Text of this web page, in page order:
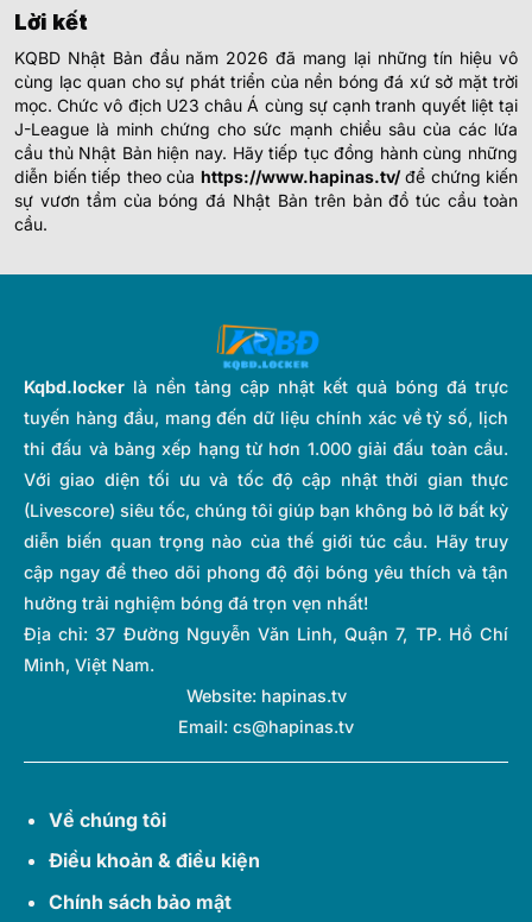
Lời kết
KQBD Nhật Bản đầu năm 2026 đã mang lại những tín hiệu vô
cùng lạc quan cho sự phát triển của nền bóng đá xứ sở mặt trời
mọc. Chức vô địch U23 châu Á cùng sự cạnh tranh quyết liệt tại
J-League là minh chứng cho sức mạnh chiều sâu của các lứa
cầu thủ Nhật Bản hiện nay. Hãy tiếp tục đồng hành cùng những
diễn biến tiếp theo của https://www.hapinas.tv/để chứng kiến
sự vươn tầm của bóng đá Nhật Bản trên bản đồ túc cầu toàn
cầu.
Kqbd.locker là nền tảng cập nhật kết quả bóng đá trực
tuyến hàng đầu, mang đến dữ liệu chính xác về tỷ số, lịch
thi đấu và bảng xếp hạng từ hơn 1.000 giải đấu toàn cầu.
Với giao diện tối ưu và tốc độ cập nhật thời gian thực
(Livescore) siêu tốc, chúng tôi giúp bạn không bỏ lỡ bất kỳ
diễn biến quan trọng nào của thế giới túc cầu. Hãy truy
cập ngay để theo dõi phong độ đội bóng yêu thích và tận
hưởng trải nghiệm bóng đá trọn vẹn nhất!
Địa chỉ: 37 Đường Nguyễn Văn Linh, Quận 7, TP. Hồ Chí
Minh, Việt Nam.
Website: hapinas.tv
Email: cs@hapinas.tv
Về chúng tôi
Điều khoản & điều kiện
Chính sách bảo mật